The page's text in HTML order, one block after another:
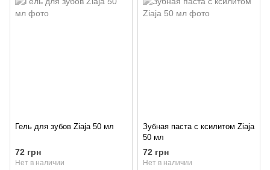
Гель для зубов Ziaja 50 мл
72 грн
Нет в наличии
Зубная паста с ксилитом Ziaja
50 мл
72 грн
Нет в наличии